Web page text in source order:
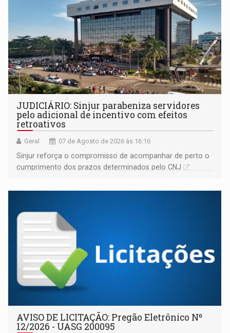
JUDICIÁRIO: Sinjur parabeniza servidores
pelo adicional de incentivo com efeitos
retroativos
Geral 07 de Agosto de 2026 às 16:16
Sinjur reforça o compromisso de acompanhar de perto o
cumprimento dos prazos determinados pelo CNJ
AVISO DE LICITAÇÃO: Pregão Eletrônico Nº
12/2026 - UASG 200095